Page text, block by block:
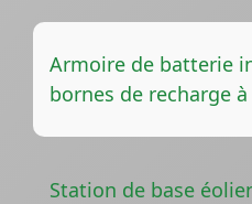
Armoire de batterie
bornes de recharge
Station de base